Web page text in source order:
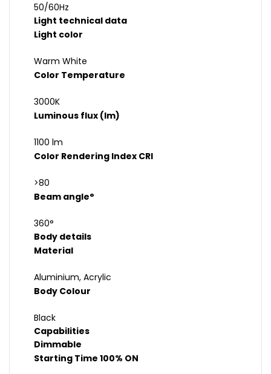
50/60Hz
Light technical data
Light color
Warm White
Color Temperature
3000K
Luminous flux (lm)
1100 lm
Color Rendering Index CRI
>80
Beam angle°
360°
Body details
Material
Aluminium, Acrylic
Body Colour
Black
Capabilities
Dimmable
Starting Time 100% ON